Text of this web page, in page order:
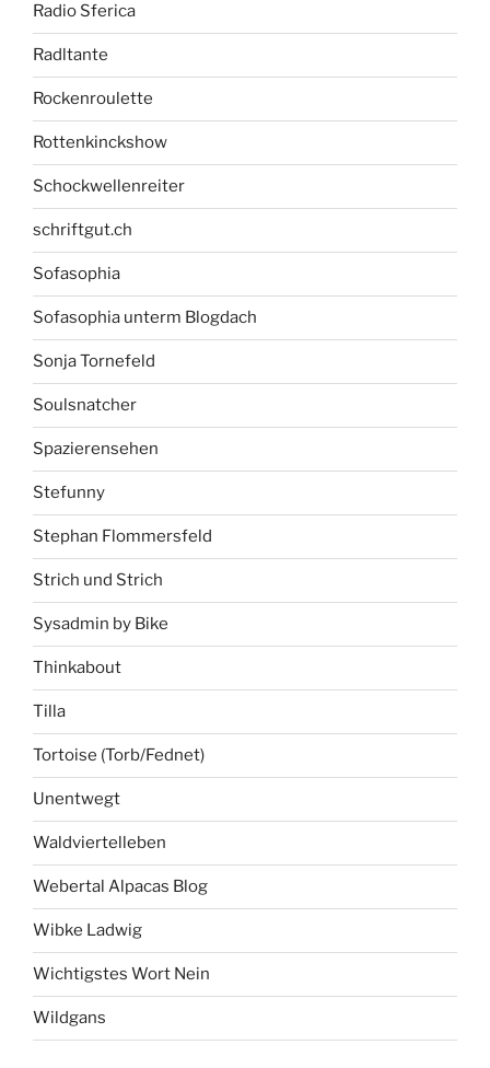
Radio Sferica
Radltante
Rockenroulette
Rottenkinckshow
Schockwellenreiter
schriftgut.ch
Sofasophia
Sofasophia unterm Blogdach
Sonja Tornefeld
Soulsnatcher
Spazierensehen
Stefunny
Stephan Flommersfeld
Strich und Strich
Sysadmin by Bike
Thinkabout
Tilla
Tortoise (Torb/Fednet)
Unentwegt
Waldviertelleben
Webertal Alpacas Blog
Wibke Ladwig
Wichtigstes Wort Nein
Wildgans